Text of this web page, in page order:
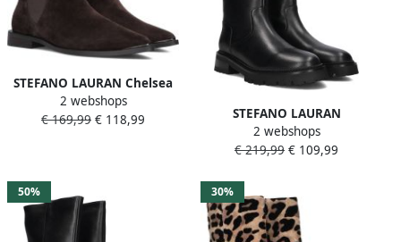
STEFANO LAURAN Chelsea
Boots Dames Pe2061 Maat:
38 Materiaal: Suède Kleur:
2 webshops
€ 169,99 € 118,99
STEFANO LAURAN
Enkelboots Dames St2156
Maat: 37 Materiaal: Leer
2 webshops
€ 219,99 € 109,99
50% 30%